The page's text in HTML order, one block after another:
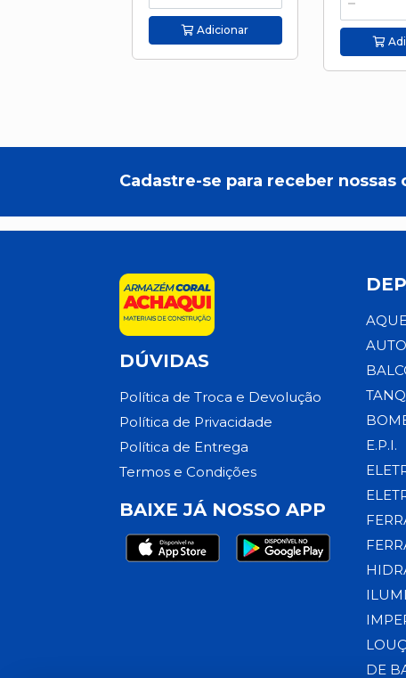
Adicionar
Cadastre-se para receber nossas
DÚVIDAS
Política de Troca e Devolução
Política de Privacidade
Política de Entrega
Termos e Condições
BAIXE JÁ NOSSO APP
E.P.I.
DE